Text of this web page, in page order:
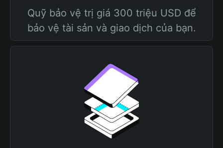
Quỹ bảo vệ trị giá 300 triệu USD để
bảo vệ tài sản và giao dịch của bạn.